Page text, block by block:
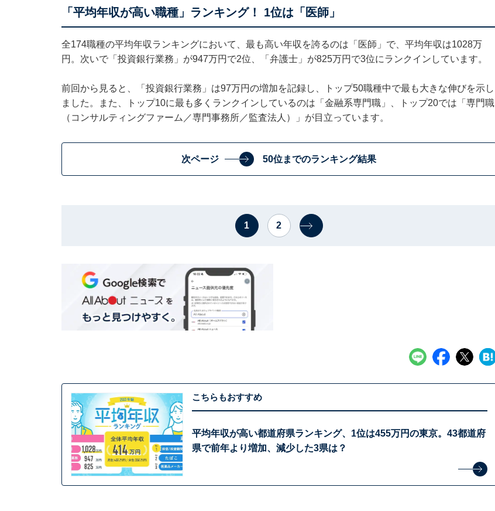
「平均年収が高い職種」ランキング！ 1位は「医師」
全174職種の平均年収ランキングにおいて、最も高い年収を誇るのは「医師」で、平均年収は1028万
円。次いで「投資銀行業務」が947万円で2位、「弁護士」が825万円で3位にランクインしています。
前回から見ると、「投資銀行業務」は97万円の増加を記録し、トップ50職種中で最も大きな伸びを示し
ました。また、トップ10に最も多くランクインしているのは「金融系専門職」、トップ20では「専門職
（コンサルティングファーム／専門事務所／監査法人）」が目立っています。
次ページ 50位までのランキング結果
1 2
こちらもおすすめ
平均年収が高い都道府県ランキング、1位は455万円の東京。43都道府
県で前年より増加、減少した3県は？